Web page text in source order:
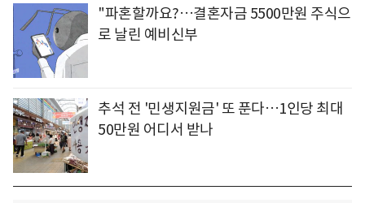
"파혼할까요?…결혼자금 5500만원 주식으
로 날린 예비신부
추석 전 '민생지원금' 또 푼다…1인당 최대
50만원 어디서 받나